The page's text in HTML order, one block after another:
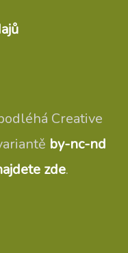
Creative
by-nc-nd
zde.